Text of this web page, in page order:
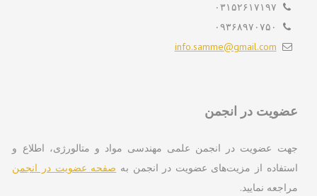
۰۳۱۵۲۶۱۷۱۹۷
۰۹۳۶۸۹۷۰۷۵۰
info.samme@gmail.com
در انجمن
عضویت در انجمن علمی مهندسی مواد و متالورژی، اطلاع و
از مزیت‌های عضویت در انجمن بهصفحه عضویت در انجمن
نمایید.